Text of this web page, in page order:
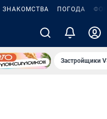
ЗНАКОМСТВА ПОГОДА
Застройщики